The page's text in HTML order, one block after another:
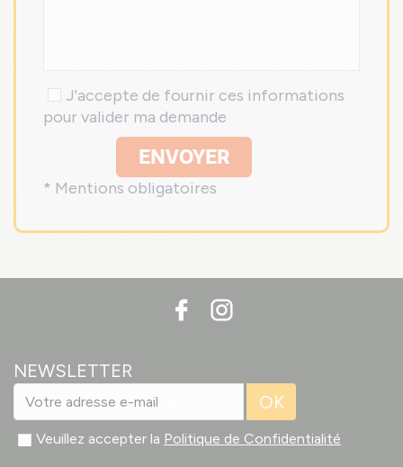
J'accepte de fournir ces informations
pour valider ma demande
ENVOYER
* Mentions obligatoires
NEWSLETTER
OK
Veuillez accepter la Politique de Confidentialité